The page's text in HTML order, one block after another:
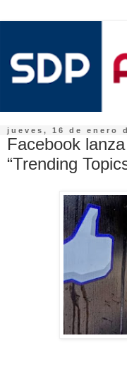
jueves, 16 de enero
Facebook
“Trending